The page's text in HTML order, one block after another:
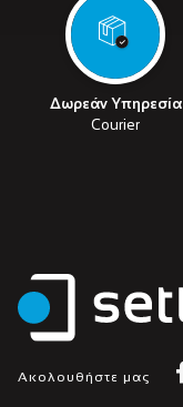
Δωρεάν Υπηρεσία
Courier
Ακολουθήστε μας